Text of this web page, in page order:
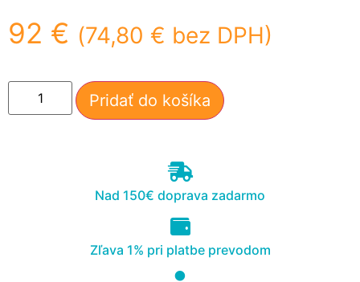
92 € (74,80 € bez DPH)
Pridať do košíka
Nad 150€ doprava zadarmo
Zľava 1% pri platbe prevodom
zlepšiť
funkčnosť
stránky na
základe
spokojnosť
In order for our